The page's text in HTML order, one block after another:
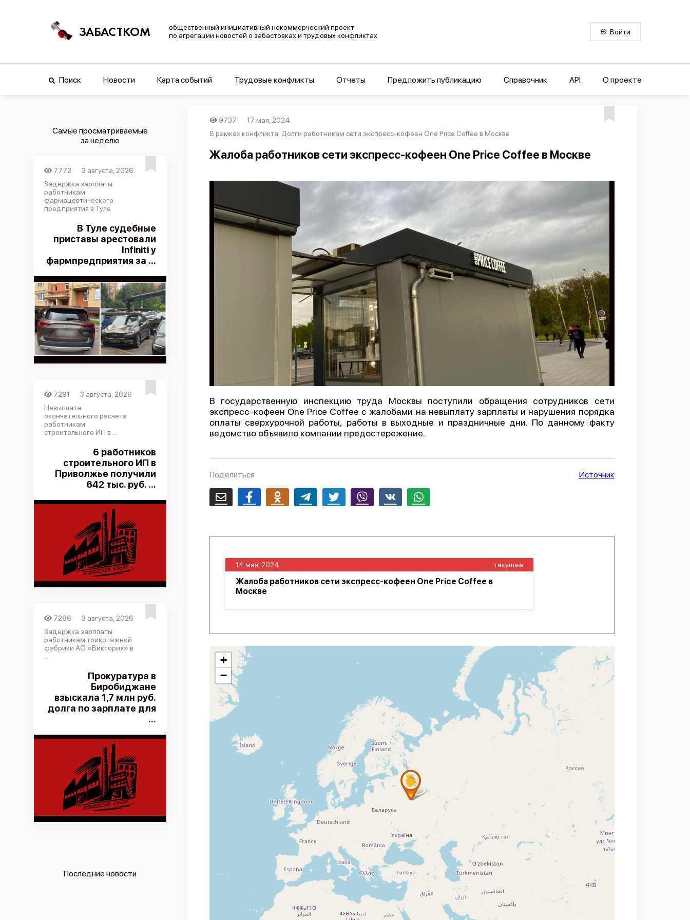
ЗАБАСТКОМ
общественный инициативный некоммерческий проект
по агрегации новостей о забастовках и трудовых конфликтах
Войти
Поиск Новости Карта событий Трудовые конфликты Отчеты Предложить публикацию Справочник API О проекте
Самые просматриваемые
за неделю
7772
3 августа, 2026
Задержка зарплаты
работникам
фармацевтического
предприятия в Туле
В Туле судебные
приставы арестовали
Infiniti у
фармпредприятия за ...
7291
3 августа, 2026
Невыплата
окончательного расчета
работникам
строительного ИП в ...
6 работников
строительного ИП в
Приволжье получили
642 тыс. руб. ...
7286
3 августа, 2026
Задержка зарплаты
работникам трикотажной
фабрики АО «Виктория» в
Прокуратура в
Биробиджане
взыскала 1,7 млн руб.
долга по зарплате для
...
Последние новости
9737
17 мая, 2024
В рамках конфликта: Долги работникам сети экспресс-кофеен One Price Coffee в Москве
Жалоба работников сети экспресс-кофеен One Price Coffee в Москве
В государственную инспекцию труда Москвы поступили обращения сотрудников сети
экспресс-кофеен One Price Coffee с жалобами на невыплату зарплаты и нарушения порядка
оплаты сверхурочной работы, работы в выходные и праздничные дни. По данному факту
ведомство объявило компании предостережение.
Поделиться
Email FacebookOdnoklassnikiTelegram Twitter Viber Whatsapp
Источник
14 мая, 2024 текущее
Жалоба работников сети экспресс-кофеен One Price Coffee в
Москве
+
−